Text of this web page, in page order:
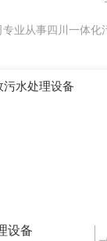
业从事四川一体
设备